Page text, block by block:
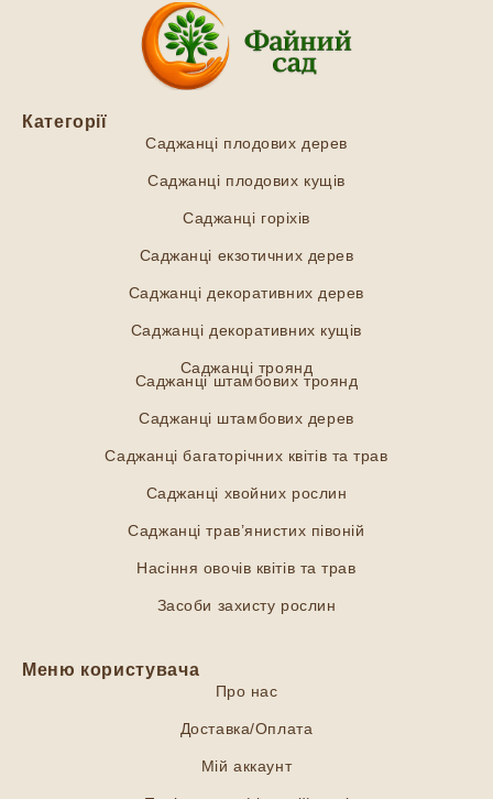
Категорії
Саджанці плодових дерев
Саджанці плодових кущів
Саджанці горіхів
Саджанці екзотичних дерев
Саджанці декоративних дерев
Саджанці декоративних кущів
Саджанці троянд
Саджанці штамбових троянд
Саджанці штамбових дерев
Саджанці багаторічних квітів та трав
Саджанці хвойних рослин
Саджанці трав’янистих півоній
Насіння овочів квітів та трав
Засоби захисту рослин
Меню користувача
Про нас
Доставка/Оплата
Мій аккаунт